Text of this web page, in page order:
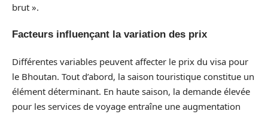
brut ».
Facteurs influençant la variation des prix
Différentes variables peuvent affecter le prix du visa pour
le Bhoutan. Tout d’abord, la saison touristique constitue un
élément déterminant. En haute saison, la demande élevée
pour les services de voyage entraîne une augmentation